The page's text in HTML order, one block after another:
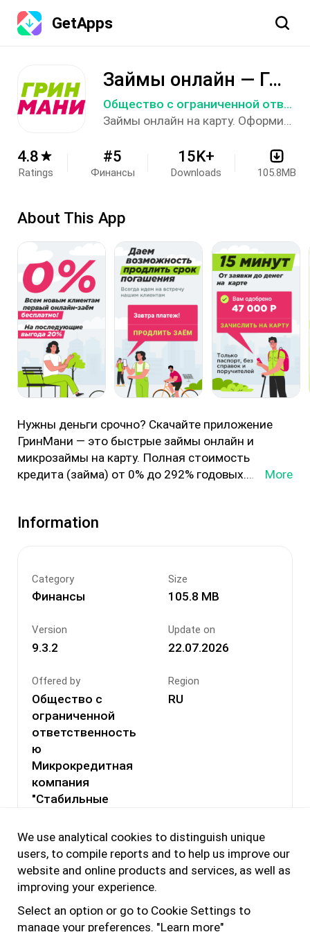
We use analytical cookies to distinguish unique
users, to compile reports and to help us improve our
website and online products and services, as well as
improving your experience.
Select an option or go to Cookie Settings to
manage your preferences. "Learn more"
GetApps
Займы онлайн — ГринМани
Общество с ограниченной ответственностью Микрокредитная компания "Стабильные финансы"
4.8
Ratings
#5
Финансы
15K+
Downloads 105.8MB
About This App
Нужны деньги срочно? Скачайте приложение
ГринМани — это быстрые займы онлайн и
микрозаймы на карту. Полная стоимость
кредита (займа) от 0% до 292% годовых.
предоставляется без комиссии, а последующие
заявку, и деньги поступают на карту. Займы на
карту от лицензированного МФО — удобно,
Приложение ГринМани — это простой способ
офис. Наш сервис предлагает микрозаймы
онлайн до 3.000 до 100 000 рублей с
зачислением на банковскую карту. Если вам
нужны деньги до зарплаты, деньги на карту или
просто удобный займ экспресс, просто
установите приложение и воспользуйтесь
нашим сервисом.
Мы — официальная МФО, предоставляющая
скрытых комиссий, удобный интерфейс и
быстрое одобрение. Первый микрозайм — без
процентов (ПСК от 0 до 292), а оформить его
можно за несколько минут прямо с телефона.
Преимущества ГринМани:
More
Information
Category
Финансы
Size
105.8 MB
Version
9.3.2
Update on
22.07.2026
Offered by
Общество с
ограниченной
ответственность
ю
Микрокредитная
компания
"Стабильные
Region
RU
Official website
https://greenmone
y.ru/
Permissions
See More